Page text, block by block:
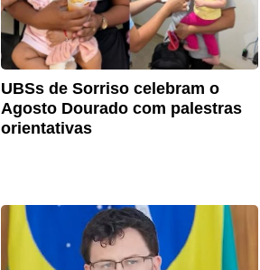
UBSs de Sorriso celebram o
Agosto Dourado com palestras
orientativas